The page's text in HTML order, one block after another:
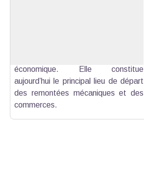
économique. Elle constitue
aujourd’hui le principal lieu de départ
des remontées mécaniques et des
commerces.